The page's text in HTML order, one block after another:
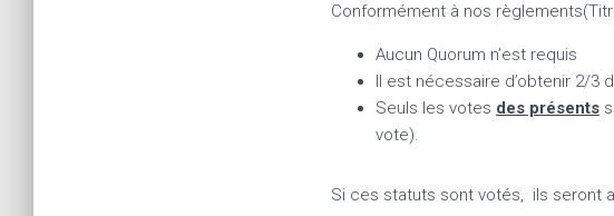
Conformément à nos
Aucun Quorum n’est requis
Il est nécessaire d’obtenir 2/3
Seuls les votes des présents
vote).
Si ces statuts sont votés, ils seront